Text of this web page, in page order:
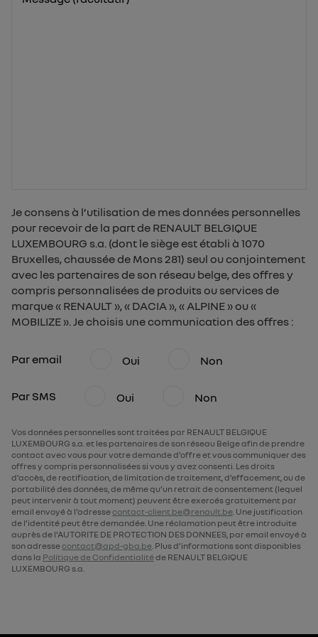
Je consens à l’utilisation de mes données personnelles
pour recevoir de la part de RENAULT BELGIQUE
LUXEMBOURG s.a. (dont le siège est établi à 1070
Bruxelles, chaussée de Mons 281) seul ou conjointement
avec les partenaires de son réseau belge, des offres y
compris personnalisées de produits ou services de
marque « RENAULT », « DACIA », « ALPINE » ou «
MOBILIZE ». Je choisis une communication des offres :
Par email Oui Non
Par SMS Oui Non
Vos données personnelles sont traitées par RENAULT BELGIQUE
LUXEMBOURG s.a. et les partenaires de son réseau Belge afin de prendre
contact avec vous pour votre demande d’offre et vous communiquer des
offres y compris personnalisées si vous y avez consenti. Les droits
d’accès, de rectification, de limitation de traitement, d’effacement, ou de
portabilité des données, de même qu’un retrait de consentement (lequel
peut intervenir à tout moment) peuvent être exercés gratuitement par
email envoyé à l’adresse contact-client.be@renault.be. Une justification
de l’identité peut être demandée. Une réclamation peut être introduite
auprès de l’AUTORITE DE PROTECTION DES DONNEES, par email envoyé à
son adresse contact@apd-gba.be. Plus d’informations sont disponibles
dans la Politique de Confidentialitéde RENAULT BELGIQUE
LUXEMBOURG s.a.